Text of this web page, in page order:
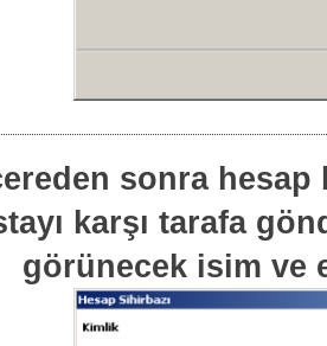
sonra
karşı tarafa
görünecek isim ve